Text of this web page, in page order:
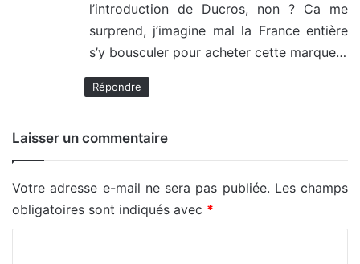
l’introduction de Ducros, non ? Ca me
surprend, j’imagine mal la France entière
s’y bousculer pour acheter cette marque…
Répondre
Laisser un commentaire
Votre adresse e-mail ne sera pas publiée. Les champs
obligatoires sont indiqués avec *